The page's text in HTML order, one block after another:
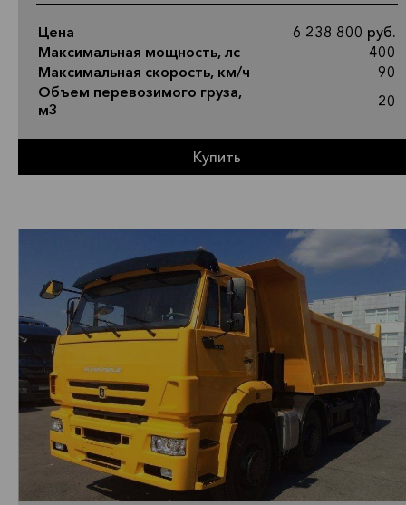
Цена
6 238 800 руб.
Максимальная мощность, лс
400
Максимальная скорость, км/ч
90
Объем перевозимого груза,
м3
20
Купить